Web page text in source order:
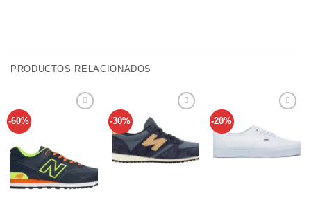
PRODUCTOS RELACIONADOS
-60% -30%
lista de
deseos
-20%
lista de